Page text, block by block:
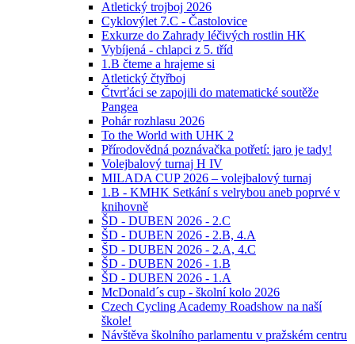
Atletický trojboj 2026
Cyklovýlet 7.C - Častolovice
Exkurze do Zahrady léčivých rostlin HK
Vybíjená - chlapci z 5. tříd
1.B čteme a hrajeme si
Atletický čtyřboj
Čtvrťáci se zapojili do matematické soutěže
Pangea
Pohár rozhlasu 2026
To the World with UHK 2
Přírodovědná poznávačka potřetí: jaro je tady!
Volejbalový turnaj H IV
MILADA CUP 2026 – volejbalový turnaj
1.B - KMHK Setkání s velrybou aneb poprvé v
knihovně
ŠD - DUBEN 2026 - 2.C
ŠD - DUBEN 2026 - 2.B, 4.A
ŠD - DUBEN 2026 - 2.A, 4.C
ŠD - DUBEN 2026 - 1.B
ŠD - DUBEN 2026 - 1.A
McDonald´s cup - školní kolo 2026
Czech Cycling Academy Roadshow na naší
škole!
Návštěva školního parlamentu v pražském centru